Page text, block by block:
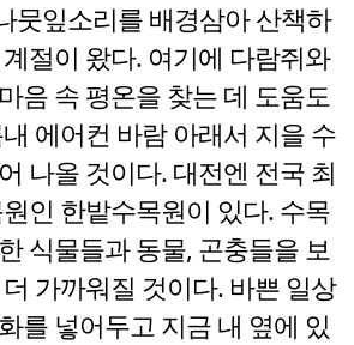
뭇잎소리를 배경삼아 산책하
절이 왔다. 여기에 다람쥐와
음 속 평온을 찾는 데 도움도
에어컨 바람 아래서 지을 수
나올 것이다. 대전엔 전국 최
인 한밭수목원이 있다. 수목
식물들과 동물, 곤충들을 보
가까워질 것이다. 바쁜 일상
를 넣어두고 지금 내 옆에 있